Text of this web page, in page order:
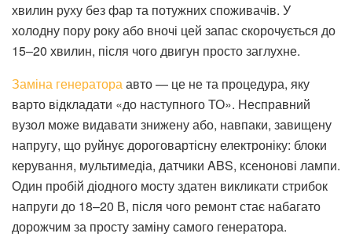
хвилин руху без фар та потужних споживачів. У
холодну пору року або вночі цей запас скорочується до
15–20 хвилин, після чого двигун просто заглухне.
Заміна генератораавто — це не та процедура, яку
варто відкладати «до наступного ТО». Несправний
вузол може видавати знижену або, навпаки, завищену
напругу, що руйнує дороговартісну електроніку: блоки
керування, мультимедіа, датчики ABS, ксенонові лампи.
Один пробій діодного мосту здатен викликати стрибок
напруги до 18–20 В, після чого ремонт стає набагато
дорожчим за просту заміну самого генератора.